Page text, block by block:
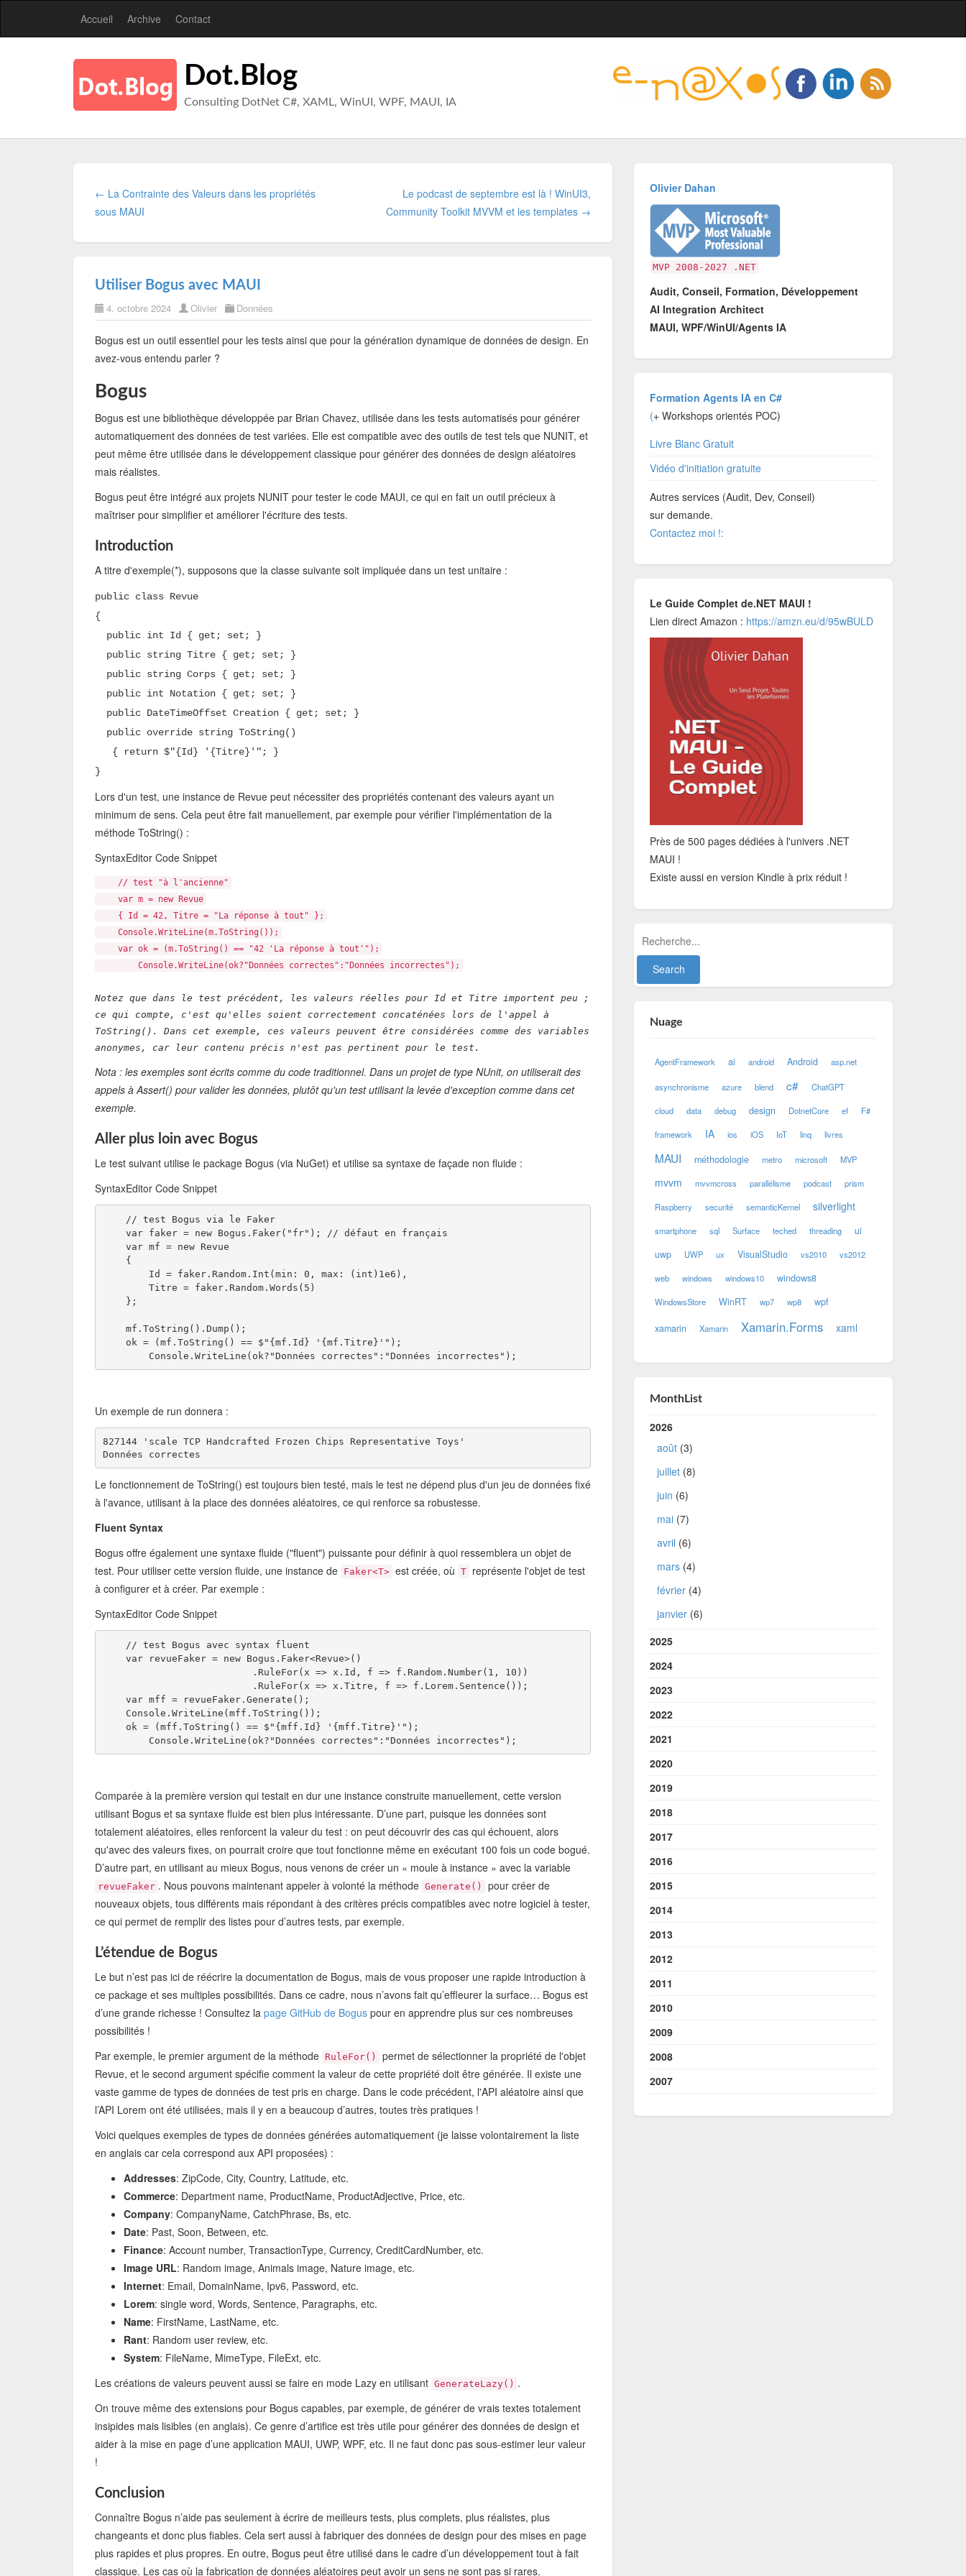
Accueil Archive Contact
Dot.Blog
Consulting DotNet C#, XAML, WinUI, WPF, MAUI, IA
← La Contrainte des Valeurs dans les propriétés
sous MAUI
Le podcast de septembre est là ! WinUI3,
Community Toolkit MVVM et les templates →
Utiliser Bogus avec MAUI
4. octobre 2024 Olivier Données
Bogus est un outil essentiel pour les tests ainsi que pour la génération dynamique de données de design. En
avez-vous entendu parler ?
Bogus
Bogus est une bibliothèque développée par Brian Chavez, utilisée dans les tests automatisés pour générer
automatiquement des données de test variées. Elle est compatible avec des outils de test tels que NUNIT, et
peut même être utilisée dans le développement classique pour générer des données de design aléatoires
mais réalistes.
Bogus peut être intégré aux projets NUNIT pour tester le code MAUI, ce qui en fait un outil précieux à
maîtriser pour simplifier et améliorer l'écriture des tests.
Introduction
A titre d'exemple(*), supposons que la classe suivante soit impliquée dans un test unitaire :
public class Revue
{
public int Id { get; set; }
public string Titre { get; set; }
public string Corps { get; set; }
public int Notation { get; set; }
public DateTimeOffset Creation { get; set; }
public override string ToString()
{ return $"{Id} '{Titre}'"; }
}
Lors d'un test, une instance de Revue peut nécessiter des propriétés contenant des valeurs ayant un
minimum de sens. Cela peut être fait manuellement, par exemple pour vérifier l'implémentation de la
méthode ToString() :
SyntaxEditor Code Snippet
// test "à l'ancienne"
var m = new Revue
{ Id = 42, Titre = "La réponse à tout" };
Console.WriteLine(m.ToString());
var ok = (m.ToString() == "42 'La réponse à tout'");
Console.WriteLine(ok?"Données correctes":"Données incorrectes");
Notez que dans le test précédent, les valeurs réelles pour Id et Titre importent peu ;
ce qui compte, c'est qu'elles soient correctement concaténées lors de l'appel à
ToString(). Dans cet exemple, ces valeurs peuvent être considérées comme des variables
anonymes, car leur contenu précis n'est pas pertinent pour le test.
Nota : les exemples sont écrits comme du code traditionnel. Dans un projet de type NUnit, on utiliserait des
appels à Assert() pour valider les données, plutôt qu'un test utilisant la levée d'exception comme dans cet
exemple.
Aller plus loin avec Bogus
Le test suivant utilise le package Bogus (via NuGet) et utilise sa syntaxe de façade non fluide :
SyntaxEditor Code Snippet
// test Bogus via le Faker
var faker = new Bogus.Faker("fr"); // défaut en français
var mf = new Revue
{
Id = faker.Random.Int(min: 0, max: (int)1e6),
Titre = faker.Random.Words(5)
};
mf.ToString().Dump();
ok = (mf.ToString() == $"{mf.Id} '{mf.Titre}'");
Console.WriteLine(ok?"Données correctes":"Données incorrectes");
Un exemple de run donnera :
827144 'scale TCP Handcrafted Frozen Chips Representative Toys'
Données correctes
Le fonctionnement de ToString() est toujours bien testé, mais le test ne dépend plus d'un jeu de données fixé
à l'avance, utilisant à la place des données aléatoires, ce qui renforce sa robustesse.
Fluent Syntax
Bogus offre également une syntaxe fluide ("fluent") puissante pour définir à quoi ressemblera un objet de
test. Pour utiliser cette version fluide, une instance de Faker<T> est créée, où T représente l'objet de test
à configurer et à créer. Par exemple :
SyntaxEditor Code Snippet
// test Bogus avec syntax fluent
var revueFaker = new Bogus.Faker<Revue>()
.RuleFor(x => x.Id, f => f.Random.Number(1, 10))
.RuleFor(x => x.Titre, f => f.Lorem.Sentence());
var mff = revueFaker.Generate();
Console.WriteLine(mff.ToString());
ok = (mff.ToString() == $"{mff.Id} '{mff.Titre}'");
Console.WriteLine(ok?"Données correctes":"Données incorrectes");
Comparée à la première version qui testait en dur une instance construite manuellement, cette version
utilisant Bogus et sa syntaxe fluide est bien plus intéressante. D’une part, puisque les données sont
totalement aléatoires, elles renforcent la valeur du test : on peut découvrir des cas qui échouent, alors
qu'avec des valeurs fixes, on pourrait croire que tout fonctionne même en exécutant 100 fois un code bogué.
D’autre part, en utilisant au mieux Bogus, nous venons de créer un « moule à instance » avec la variable
revueFaker . Nous pouvons maintenant appeler à volonté la méthode Generate()
pour créer de
nouveaux objets, tous différents mais répondant à des critères précis compatibles avec notre logiciel à tester,
ce qui permet de remplir des listes pour d’autres tests, par exemple.
L’étendue de Bogus
Le but n’est pas ici de réécrire la documentation de Bogus, mais de vous proposer une rapide introduction à
ce package et ses multiples possibilités. Dans ce cadre, nous n’avons fait qu’effleurer la surface… Bogus est
d’une grande richesse ! Consultez la page GitHub de Bogus pour en apprendre plus sur ces nombreuses
possibilités !
Par exemple, le premier argument de la méthode RuleFor()
permet de sélectionner la propriété de l'objet
Revue, et le second argument spécifie comment la valeur de cette propriété doit être générée. Il existe une
vaste gamme de types de données de test pris en charge. Dans le code précédent, l'API aléatoire ainsi que
l’API Lorem ont été utilisées, mais il y en a beaucoup d’autres, toutes très pratiques !
Voici quelques exemples de types de données générées automatiquement (je laisse volontairement la liste
en anglais car cela correspond aux API proposées) :
Addresses: ZipCode, City, Country, Latitude, etc.
Commerce: Department name, ProductName, ProductAdjective, Price, etc.
Company: CompanyName, CatchPhrase, Bs, etc.
Date: Past, Soon, Between, etc.
Finance: Account number, TransactionType, Currency, CreditCardNumber, etc.
Image URL: Random image, Animals image, Nature image, etc.
Internet: Email, DomainName, Ipv6, Password, etc.
Lorem: single word, Words, Sentence, Paragraphs, etc.
Name: FirstName, LastName, etc.
Rant: Random user review, etc.
System: FileName, MimeType, FileExt, etc.
Les créations de valeurs peuvent aussi se faire en mode Lazy en utilisant GenerateLazy() .
On trouve même des extensions pour Bogus capables, par exemple, de générer de vrais textes totalement
insipides mais lisibles (en anglais). Ce genre d’artifice est très utile pour générer des données de design et
aider à la mise en page d’une application MAUI, UWP, WPF, etc. Il ne faut donc pas sous-estimer leur valeur
!
Conclusion
Connaître Bogus n’aide pas seulement à écrire de meilleurs tests, plus complets, plus réalistes, plus
changeants et donc plus fiables. Cela sert aussi à fabriquer des données de design pour des mises en page
plus rapides et plus propres. En outre, Bogus peut être utilisé dans le cadre d’un développement tout à fait
classique. Les cas où la fabrication de données aléatoires peut avoir un sens ne sont pas si rares.
Olivier Dahan
MVP 2008-2027 .NET
Audit, Conseil, Formation, Développement
AI Integration Architect
MAUI, WPF/WinUI/Agents IA
Formation Agents IA en C#
(+ Workshops orientés POC)
Livre Blanc Gratuit
Vidéo d'initiation gratuite
Autres services (Audit, Dev, Conseil)
sur demande.
Contactez moi !:
Le Guide Complet de.NET MAUI !
Lien direct Amazon : https://amzn.eu/d/95wBULD
Près de 500 pages dédiées à l'univers .NET
MAUI !
Existe aussi en version Kindle à prix réduit !
Nuage
AgentFramework ai android Android asp.net
asynchronisme azure blend c# ChatGPT
cloud data debug design DotnetCore ef F#
framework IA ios iOS IoT linq livres
MAUI méthodologie metro microsoft MVP
mvvm mvvmcross parallélisme podcast prism
Raspberry securité semanticKernel silverlight
smartphone sql Surface teched threading
ui
uwp
UWP ux VisualStudio vs2010 vs2012
web windows windows10 windows8
WindowsStore WinRT wp7 wp8 wpf
xamarin Xamarin Xamarin.Forms xaml
MonthList
2026
août(3)
juillet(8)
juin (6)
mai(7)
avril (6)
mars(4)
février(4)
janvier(6)
2025
2024
2023
2022
2021
2020
2019
2018
2017
2016
2015
2014
2013
2012
2011
2010
2009
2008
2007